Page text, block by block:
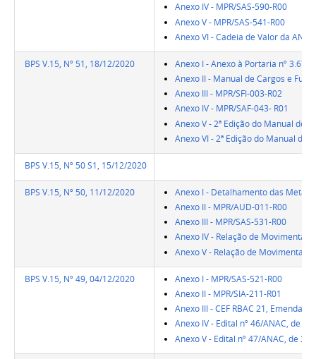
Anexo IV - MPR/SAS-590-R00
Anexo V - MPR/SAS-541-R00
Anexo VI - Cadeia de Valor da ANAC
BPS V.15, Nº 51, 18/12/2020
Anexo I - Anexo à Portaria nº
Anexo II - Manual de Cargos e
Anexo III - MPR/SFI-003-R02
Anexo IV - MPR/SAF-043- R01
Anexo V - 2ª Edição do Manual dos
Anexo VI - 2ª Edição do Manual
BPS V.15, Nº 50 S1, 15/12/2020
BPS V.15, Nº 50, 11/12/2020
Anexo I - Detalhamento das Metas
Anexo II - MPR/AUD-011-R00
Anexo III - MPR/SAS-531-R00
Anexo IV - Relação de
Anexo V - Relação de
BPS V.15, Nº 49, 04/12/2020
Anexo I - MPR/SAS-521-R00
Anexo II - MPR/SIA-211-R01
Anexo III - CEF RBAC 21, Emenda 02
Anexo IV - Edital nº 46/ANAC, de 3
Anexo V - Edital nº 47/ANAC, de 3